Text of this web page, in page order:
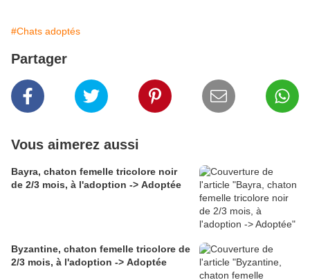
#Chats adoptés
Partager
Vous aimerez aussi
Bayra, chaton femelle tricolore noir
de 2/3 mois, à l'adoption -> Adoptée
Byzantine, chaton femelle tricolore de
2/3 mois, à l'adoption -> Adoptée